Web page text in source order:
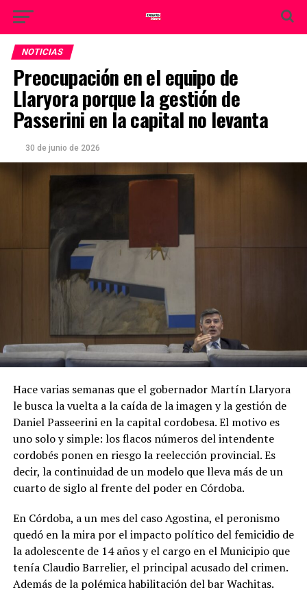
NOTICIAS
Preocupación en el equipo de
Llaryora porque la gestión de
Passerini en la capital no levanta
30 de junio de 2026
Hace varias semanas que el gobernador Martín Llaryora
le busca la vuelta a la caída de la imagen y la gestión de
Daniel Passeerini en la capital cordobesa. El motivo es
uno solo y simple: los flacos números del intendente
cordobés ponen en riesgo la reelección provincial. Es
decir, la continuidad de un modelo que lleva más de un
cuarto de siglo al frente del poder en Córdoba.
En Córdoba, a un mes del caso Agostina, el peronismo
quedó en la mira por el impacto político del femicidio de
la adolescente de 14 años y el cargo en el Municipio que
tenía Claudio Barrelier, el principal acusado del crimen.
Además de la polémica habilitación del bar Wachitas.